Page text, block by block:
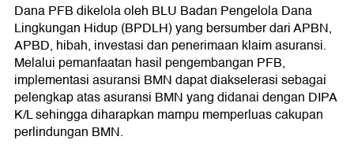
Dana PFB dikelola oleh BLU Badan Pengelola Dana
Lingkungan Hidup (BPDLH) yang bersumber dari APBN,
APBD, hibah, investasi dan penerimaan klaim asuransi.
Melalui pemanfaatan hasil pengembangan PFB,
implementasi asuransi BMN dapat diakselerasi sebagai
pelengkap atas asuransi BMN yang didanai dengan DIPA
K/L sehingga diharapkan mampu memperluas cakupan
perlindungan BMN.